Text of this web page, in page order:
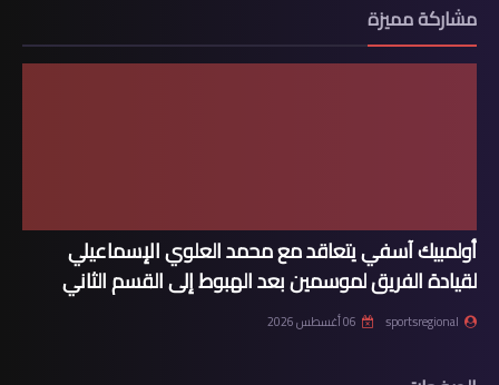
مشاركة مميزة
أولمبيك آسفي يتعاقد مع محمد العلوي الإسماعيلي
لقيادة الفريق لموسمين بعد الهبوط إلى القسم الثاني
sportsregional 06 أغسطس 2026